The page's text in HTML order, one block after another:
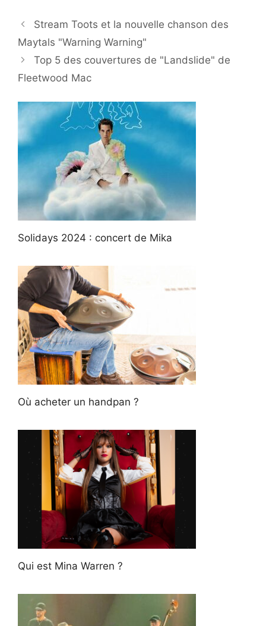
Stream Toots et la nouvelle chanson des
Maytals "Warning Warning"
Top 5 des couvertures de "Landslide" de
Fleetwood Mac
Solidays 2024 : concert de Mika
Où acheter un handpan ?
Qui est Mina Warren ?